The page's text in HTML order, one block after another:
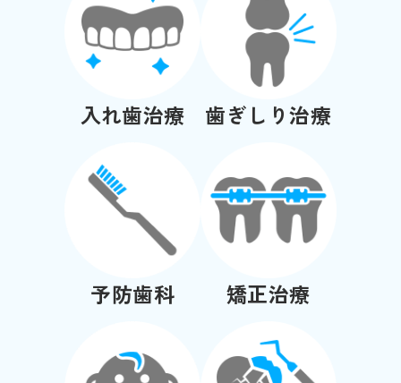
入れ歯治療 歯ぎしり治療
予防歯科 矯正治療